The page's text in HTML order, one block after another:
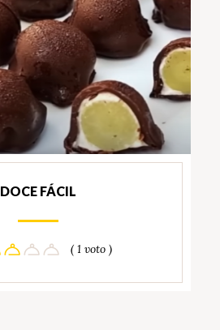
DOCE FÁCIL
( 1 voto )